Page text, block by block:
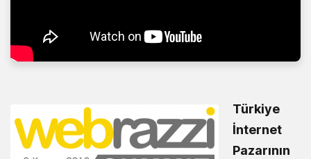
Türkiye
İnternet
Pazarının